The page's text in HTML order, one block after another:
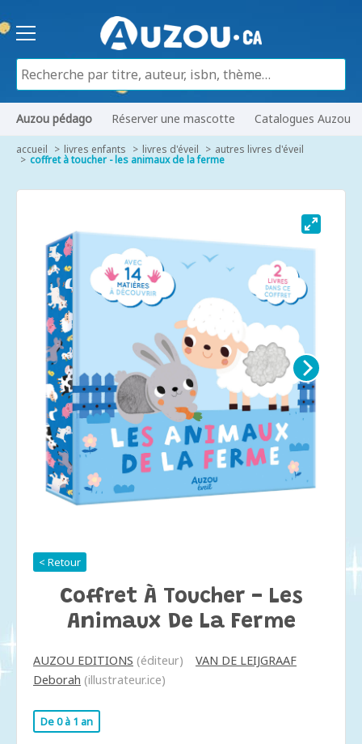
Auzou pédago Réserver une mascotte Catalogues Auzou
accueil livres enfants livres d'éveil autres livres d'éveil
coffret à toucher - les animaux de la ferme
< Retour
Coffret À Toucher - Les
Animaux De La Ferme
AUZOU EDITIONS (éditeur)
VAN DE LEIJGRAAF
Deborah (illustrateur.ice)
De 0 à 1 an